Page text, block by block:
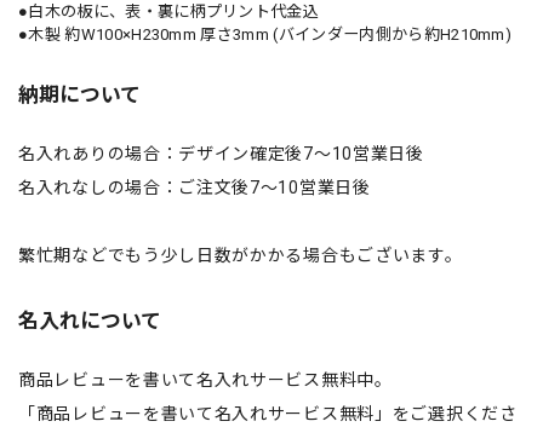
●白木の板に、表・裏に柄プリント代金込
●木製 約W100×H230mm 厚さ3mm (バインダー内側から約H210mm)
納期について
名入れありの場合：デザイン確定後7～10営業日後
名入れなしの場合：ご注文後7～10営業日後
繁忙期などでもう少し日数がかかる場合もございます。
名入れについて
商品レビューを書いて名入れサービス無料中。
「商品レビューを書いて名入れサービス無料」をご選択くださ